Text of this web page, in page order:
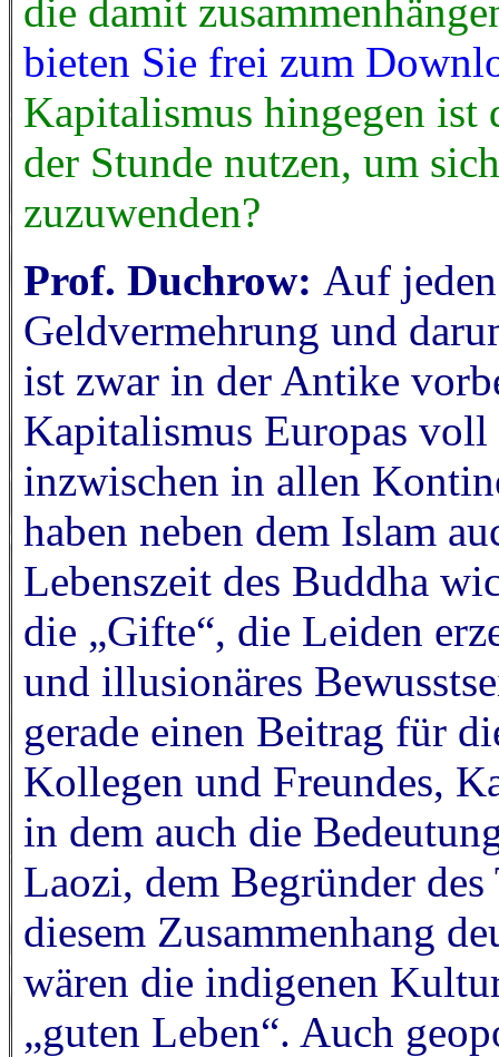
die damit
bieten Sie frei zum
Kapitalismus hingegen ist
der Stunde nutzen, um
zuzuwenden?
Prof. Duchrow: Auf
Geldvermehrung und
ist zwar in der Antike
Kapitalismus Europas
inzwischen in allen
haben neben dem Islam
Lebenszeit des Buddha
die „Gifte“, die Leiden
und illusionäres
gerade einen Beitrag für
Kollegen und Freundes,
in dem auch die
Laozi, dem Begründer
diesem Zusammenhang
wären die indigenen
„guten Leben“. Auch